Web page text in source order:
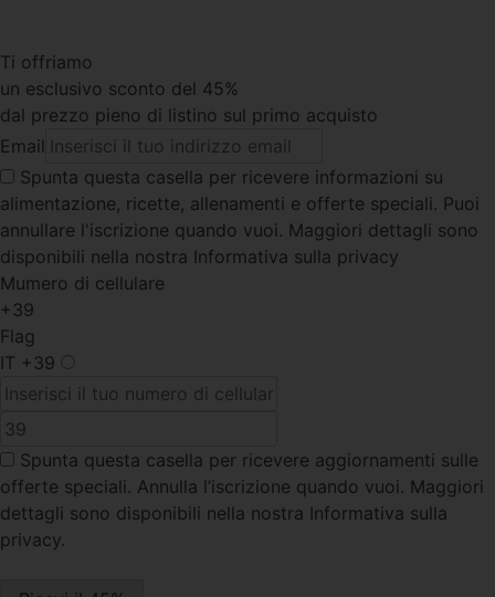
Ti offriamo
un esclusivo sconto del 45%
dal prezzo pieno di listino sul primo acquisto
Email
Spunta questa casella per ricevere informazioni su
alimentazione, ricette, allenamenti e offerte speciali. Puoi
annullare l'iscrizione quando vuoi. Maggiori dettagli sono
disponibili nella nostra Informativa sulla privacy
Mumero di cellulare
+39
Flag
IT +39
Spunta questa casella per ricevere aggiornamenti sulle
offerte speciali. Annulla l’iscrizione quando vuoi. Maggiori
dettagli sono disponibili nella nostra Informativa sulla
privacy.